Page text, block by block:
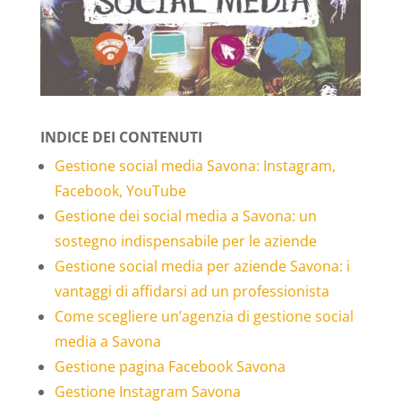
INDICE DEI CONTENUTI
Gestione social media Savona: Instagram,
Facebook, YouTube
Gestione dei social media a Savona: un
sostegno indispensabile per le aziende
Gestione social media per aziende Savona: i
vantaggi di affidarsi ad un professionista
Come scegliere un’agenzia di gestione social
media a Savona
Gestione pagina Facebook Savona
Gestione Instagram Savona